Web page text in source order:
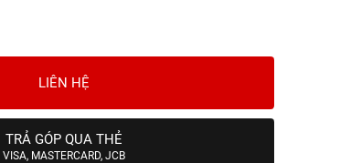
LIÊN HỆ
TRẢ GÓP QUA THẺ
VISA, MASTERCARD, JCB